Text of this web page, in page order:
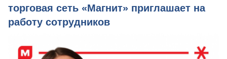
торговая сеть «Магнит» приглашает на
работу сотрудников